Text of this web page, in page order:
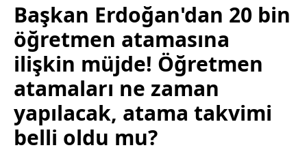
Başkan Erdoğan'dan 20 bin
öğretmen atamasına
ilişkin müjde! Öğretmen
atamaları ne zaman
yapılacak, atama takvimi
belli oldu mu?